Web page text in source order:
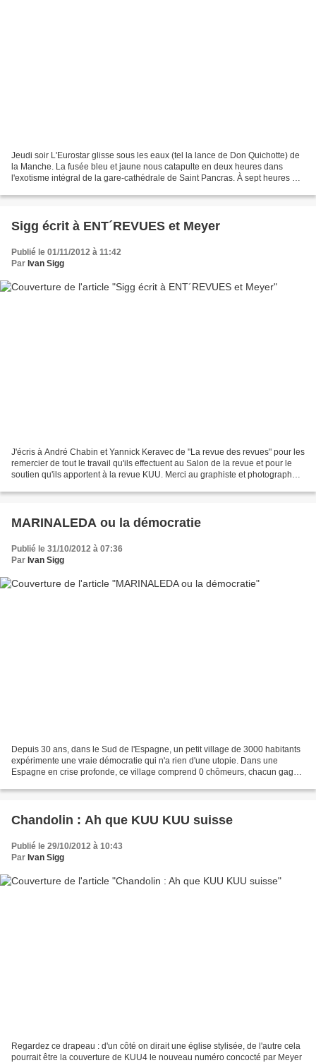
Jeudi soir L'Eurostar glisse sous les eaux (tel la lance de Don Quichotte) de
la Manche. La fusée bleu et jaune nous catapulte en deux heures dans
l'exotisme intégral de la gare-cathédrale de Saint Pancras. À sept heures du
Sigg écrit à ENT´REVUES et Meyer
Publié le 01/11/2012 à 11:42
Par Ivan Sigg
J'écris à André Chabin et Yannick Keravec de "La revue des revues" pour les
remercier de tout le travail qu'ils effectuent au Salon de la revue et pour le
soutien qu'ils apportent à la revue KUU. Merci au graphiste et photographe
MARINALEDA ou la démocratie
Publié le 31/10/2012 à 07:36
Par Ivan Sigg
Depuis 30 ans, dans le Sud de l'Espagne, un petit village de 3000 habitants
expérimente une vraie démocratie qui n'a rien d'une utopie. Dans une
Espagne en crise profonde, ce village comprend 0 chômeurs, chacun gagne
Chandolin : Ah que KUU KUU suisse
Publié le 29/10/2012 à 10:43
Par Ivan Sigg
Regardez ce drapeau : d'un côté on dirait une église stylisée, de l'autre cela
pourrait être la couverture de KUU4 le nouveau numéro concocté par Meyer